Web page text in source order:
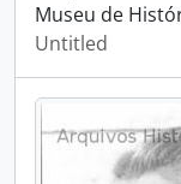
Museu de
Untitled